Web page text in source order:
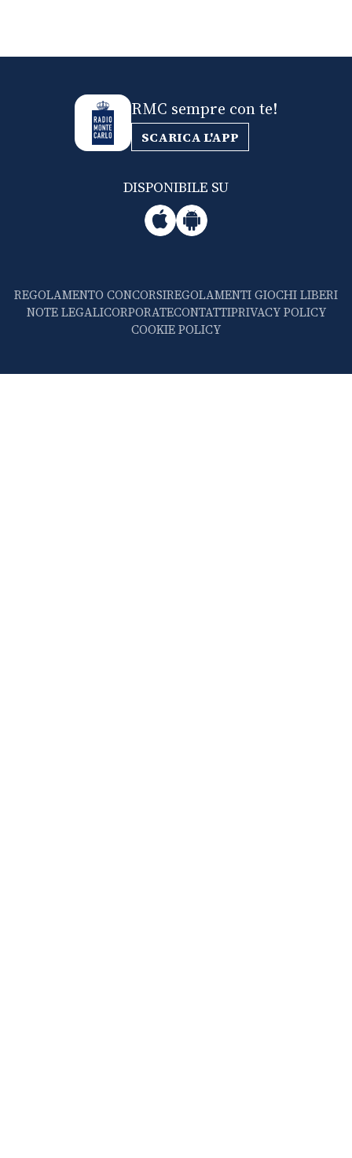
RMC sempre con te!
SCARICA L'APP
DISPONIBILE SU
REGOLAMENTO CONCORSIREGOLAMENTI GIOCHI LIBERI
NOTE LEGALICORPORATECONTATTIPRIVACY POLICY
COOKIE POLICY